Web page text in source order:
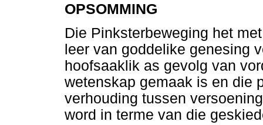
OPSOMMING
Die Pinksterbeweging het
leer van goddelike genesing
hoofsaaklik as gevolg van
wetenskap gemaak is en die
verhouding tussen
word in terme van die